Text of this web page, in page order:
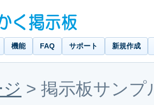
機能 FAQ サポート 新規作成
> 掲示板サンプ